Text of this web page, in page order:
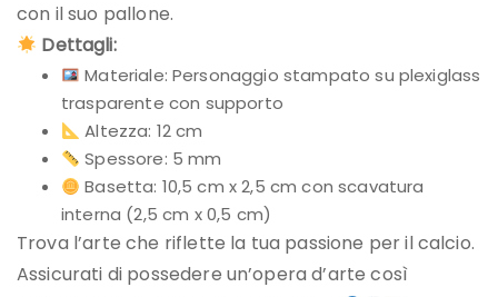
con il suo pallone.
Dettagli:
Materiale: Personaggio stampato su plexiglass
trasparente con supporto
Altezza: 12 cm
Spessore: 5 mm
Basetta: 10,5 cm x 2,5 cm con scavatura
interna (2,5 cm x 0,5 cm)
Trova l’arte che riflette la tua passione per il calcio.
Assicurati di possedere un’opera d’arte così